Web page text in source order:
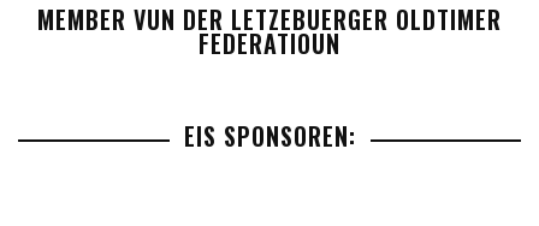
MEMBER VUN DER LETZEBUERGER OLDTIMER
FEDERATIOUN
EIS SPONSOREN: